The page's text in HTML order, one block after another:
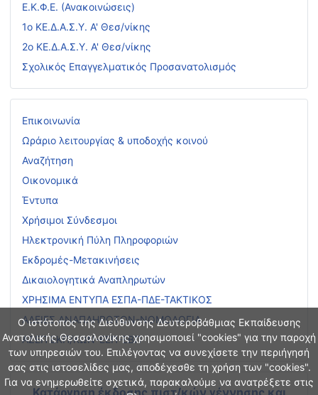
Ο ιστότοπος της Διεύθυνσης Δευτεροβάθμιας Εκπαίδευσης
Ανατολικής Θεσσαλονίκης χρησιμοποιεί "cookies" για την παροχή
των υπηρεσιών του. Επιλέγοντας να συνεχίσετε την περιήγησή
σας στις ιστοσελίδες μας, αποδέχεσθε τη χρήση των "cookies".
Για να ενημερωθείτε σχετικά, παρακαλούμε να ανατρέξετε στις
Ε.Κ.Φ.Ε. (Ανακοινώσεις)
1ο ΚΕ.Δ.Α.Σ.Υ. Α' Θεσ/νίκης
2ο ΚΕ.Δ.Α.Σ.Υ. Α' Θεσ/νίκης
Σχολικός Επαγγελματικός Προσανατολισμός
Επικοινωνία
Ωράριο λειτουργίας & υποδοχής κοινού
Αναζήτηση
Οικονομικά
Έντυπα
Χρήσιμοι Σύνδεσμοι
Ηλεκτρονική Πύλη Πληροφοριών
Εκδρομές-Μετακινήσεις
Δικαιολογητικά Αναπληρωτών
ΧΡΗΣΙΜΑ ΕΝΤΥΠΑ ΕΣΠΑ-ΠΔΕ-ΤΑΚΤΙΚΟΣ
ΑΔΕΙΕΣ ΑΝΑΠΛΗΡΩΤΩΝ-ΝΟΜΟΛΟΓΙΑ
ΑΣΕΠ ΕΚΠ/ΚΩΝ-ΕΕΠ-ΕΒΠ
Κατάργηση έκδοσης πιστ/κών γέννησης και